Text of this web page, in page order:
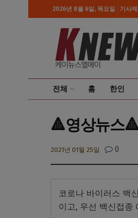
2026년 8월 6일, 목요일 기사
전체 홈 한인
🔺영상뉴스
2021년 01월 25일 0
코로나 바이러스 백
이고, 우선 백신접종